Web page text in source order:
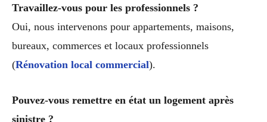
Travaillez-vous pour les professionnels ?
Oui, nous intervenons pour appartements, maisons,
bureaux, commerces et locaux professionnels
(Rénovation local commercial).
Pouvez-vous remettre en état un logement après
sinistre ?